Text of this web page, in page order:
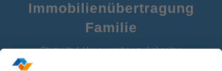
Immobilienübertragung
Familie
Startseite Haus vererben zu Lebzeiten